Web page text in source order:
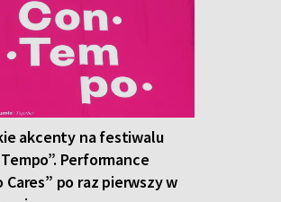
akcenty na festiwalu
Performance
Cares” po raz pierwszy w